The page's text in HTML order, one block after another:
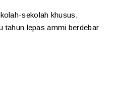
sekolah khusus,
tahun lepas ammi berdebar